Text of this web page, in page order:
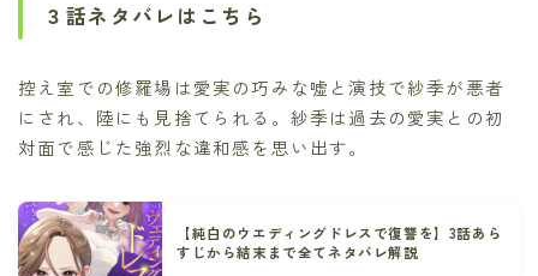
３話ネタバレはこちら
控え室での修羅場は愛実の巧みな嘘と演技で紗季が悪者
にされ、陸にも見捨てられる。紗季は過去の愛実との初
対面で感じた強烈な違和感を思い出す。
【純白のウエディングドレスで復讐を】3話あら
すじから結末まで全てネタバレ解説